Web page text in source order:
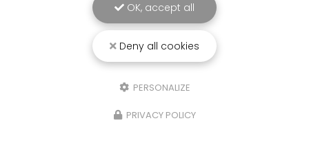
OK, accept all
Deny all cookies
PERSONALIZE
PRIVACY POLICY